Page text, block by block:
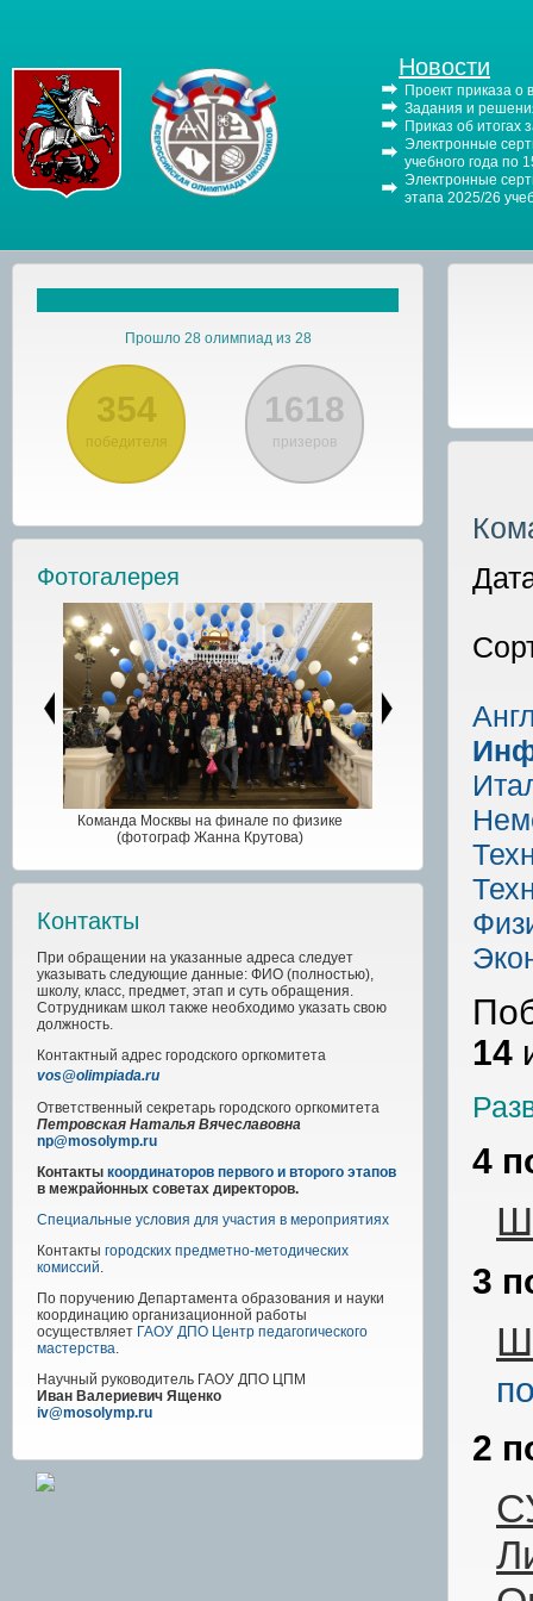
Новости
Проект приказа о
Задания и
Приказ об итогах
Электронные
учебного года по
Электронные
этапа 2025/26
Прошло 28 олимпиад из 28
354
победителя
1618
призеров
Фотогалерея
Команда Москвы на финале по физике
(фотограф Жанна Крутова)
Контакты
При обращении на указанные адреса следует
указывать следующие данные: ФИО (полностью),
школу, класс, предмет, этап и суть обращения.
Сотрудникам школ также необходимо указать свою
должность.
Контактный адрес городского оргкомитета
vos@olimpiada.ru
Ответственный секретарь городского оргкомитета
Петровская Наталья Вячеславовна
np@mosolymp.ru
Контакты координаторов первого и второго этапов
в межрайонных советах директоров.
Специальные условия для участия в мероприятиях
Контакты городских предметно-методических
комиссий.
По поручению Департамента образования и науки
координацию организационной работы
осуществляет ГАОУ ДПО Центр педагогического
мастерства.
Научный руководитель ГАОУ ДПО ЦПМ
Иван Валериевич Ященко
iv@mosolymp.ru
14
4
3
2